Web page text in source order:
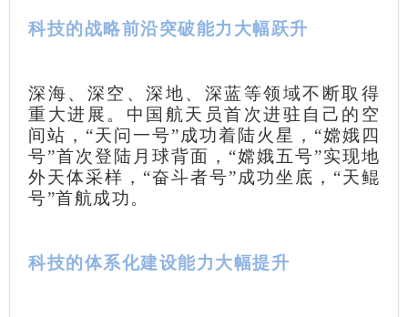
科技的战略前沿突破能力大幅跃升
深海、深空、深地、深蓝等领域不断取得
重大进展。中国航天员首次进驻自己的空
间站，“天问一号”成功着陆火星，“嫦娥四
号”首次登陆月球背面，“嫦娥五号”实现地
外天体采样，“奋斗者号”成功坐底，“天鲲
号”首航成功。
科技的体系化建设能力大幅提升